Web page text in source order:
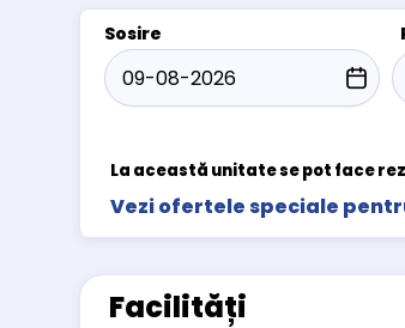
Sosire
La această unitate se pot face
Vezi ofertele speciale
Facilități